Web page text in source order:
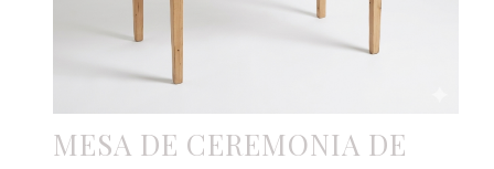
MESA DE CEREMONIA DE